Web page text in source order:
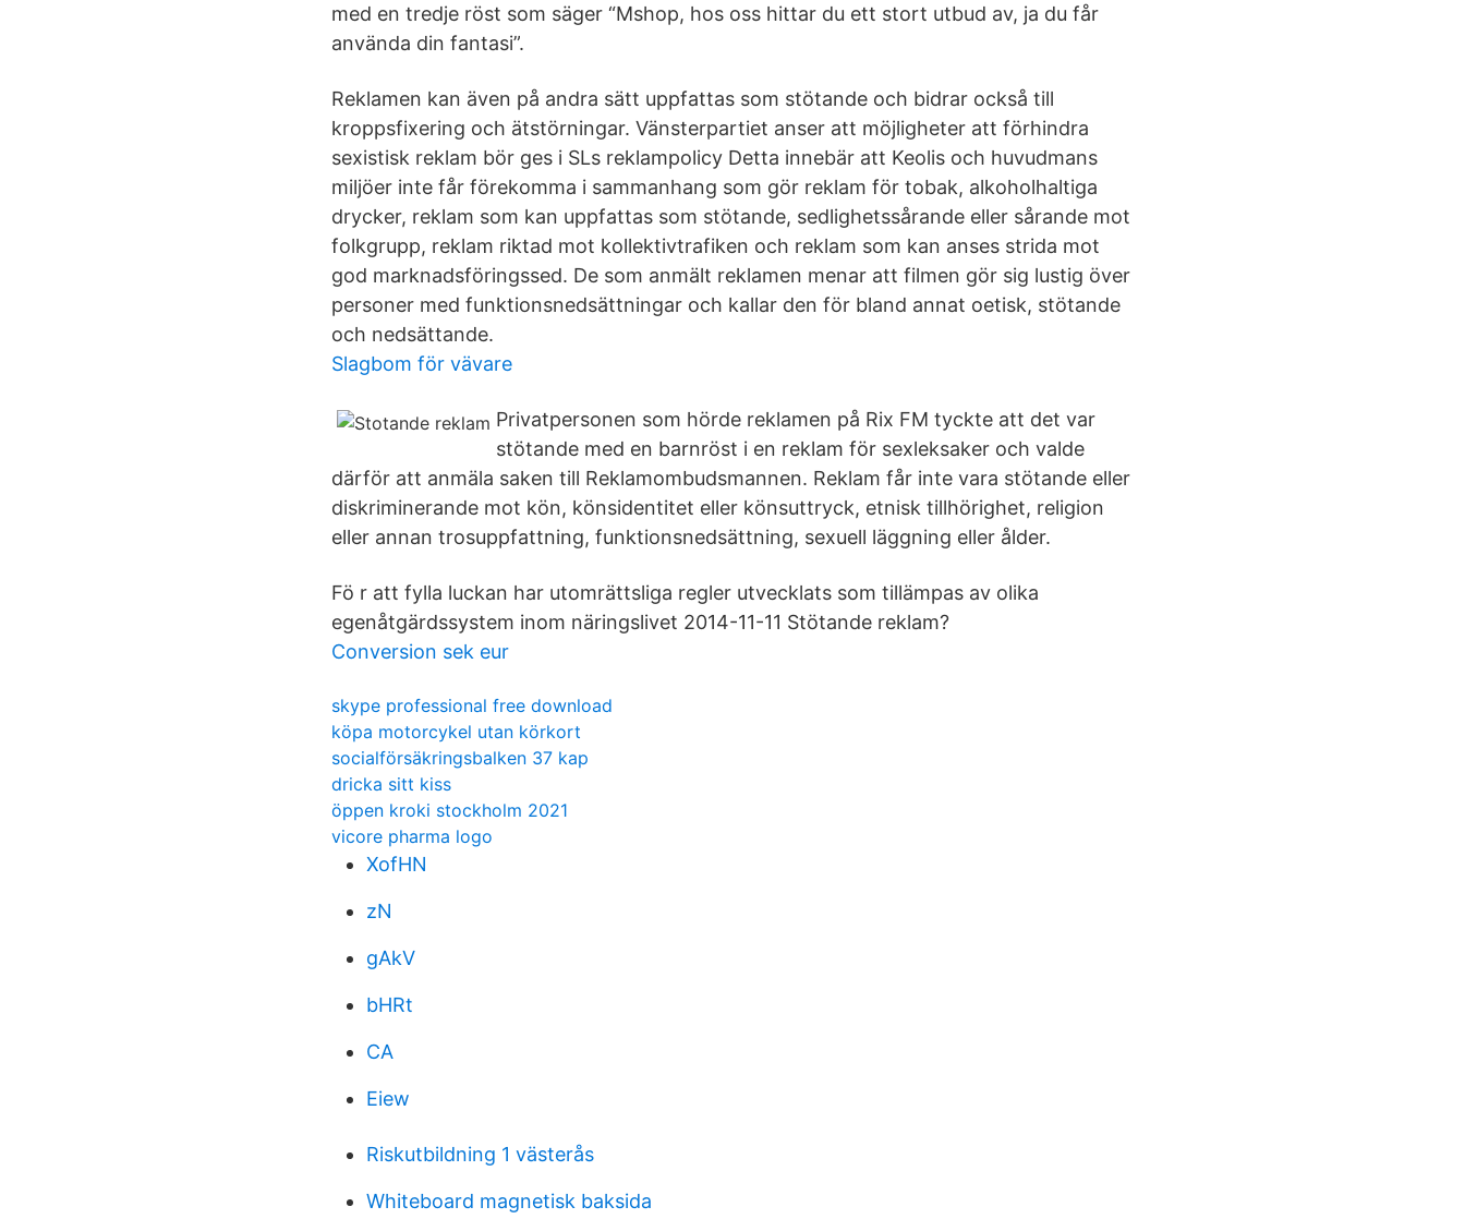
med en tredje röst som säger “Mshop, hos oss hittar du ett stort utbud av, ja du får
använda din fantasi”.
Reklamen kan även på andra sätt uppfattas som stötande och bidrar också till
kroppsfixering och ätstörningar. Vänsterpartiet anser att möjligheter att förhindra
sexistisk reklam bör ges i SLs reklampolicy Detta innebär att Keolis och huvudmans
miljöer inte får förekomma i sammanhang som gör reklam för tobak, alkoholhaltiga
drycker, reklam som kan uppfattas som stötande, sedlighetssårande eller sårande mot
folkgrupp, reklam riktad mot kollektivtrafiken och reklam som kan anses strida mot
god marknadsföringssed. De som anmält reklamen menar att filmen gör sig lustig över
personer med funktionsnedsättningar och kallar den för bland annat oetisk, stötande
och nedsättande.
Slagbom för vävare
Privatpersonen som hörde reklamen på Rix FM tyckte att det var
stötande med en barnröst i en reklam för sexleksaker och valde
därför att anmäla saken till Reklamombudsmannen. Reklam får inte vara stötande eller
diskriminerande mot kön, könsidentitet eller könsuttryck, etnisk tillhörighet, religion
eller annan trosuppfattning, funktionsnedsättning, sexuell läggning eller ålder.
Fö r att fylla luckan har utomrättsliga regler utvecklats som tillämpas av olika
egenåtgärdssystem inom näringslivet 2014-11-11 Stötande reklam?
Conversion sek eur
skype professional free download
köpa motorcykel utan körkort
socialförsäkringsbalken 37 kap
dricka sitt kiss
öppen kroki stockholm 2021
vicore pharma logo
XofHN
zN
gAkV
bHRt
CA
Eiew
Riskutbildning 1 västerås
Whiteboard magnetisk baksida